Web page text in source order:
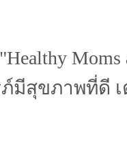
มีสุขภาพที่ดี